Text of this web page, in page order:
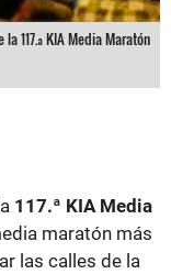
117.ª KIA Media Maratón
117.ª KIA Media
maratón más
las calles de la